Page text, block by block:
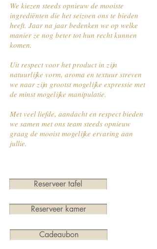
We kiezen steeds opnieuw de mooiste
ingrediënten die het seizoen ons te bieden
heeft. Jaar na jaar bedenken we op welke
manier ze nog beter tot hun recht kunnen
komen.
Uit respect voor het product in zijn
natuurlijke vorm, aroma en textuur streven
we naar zijn grootst mogelijke expressie met
de minst mogelijke manipulatie.
Met veel liefde, aandacht en respect bieden
we samen met ons team steeds opnieuw
graag de mooist mogelijke ervaring aan
jullie.
Reserveer tafel
Reserveer kamer
Cadeaubon